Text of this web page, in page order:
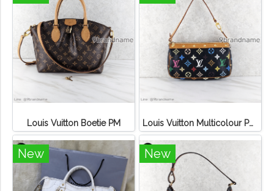
Louis Vuitton Boetie PM Louis Vuitton Multicolour Pochette Canvas
New New